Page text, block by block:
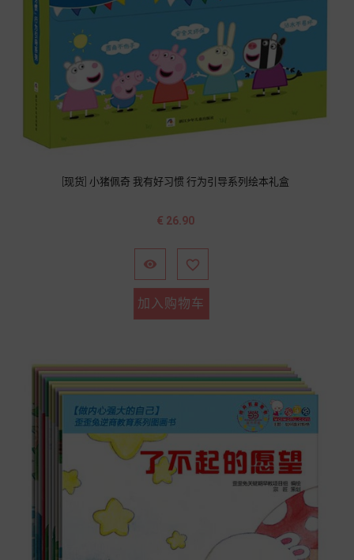
[现货] 小猪佩奇 我有好习惯 行为引导系列绘本礼盒
价
€ 26.90
 
加入购物车